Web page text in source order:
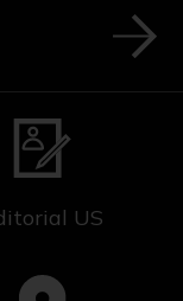
US